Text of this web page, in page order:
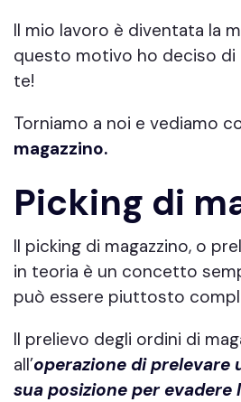
Il mio lavoro è diventata la
questo motivo ho deciso di
te!
Torniamo a noi e vediamo
magazzino.
Picking di
Il picking di magazzino, o
in teoria è un concetto
può essere piuttosto
Il prelievo degli ordini di
all’operazione di prelevare
sua posizione per evadere